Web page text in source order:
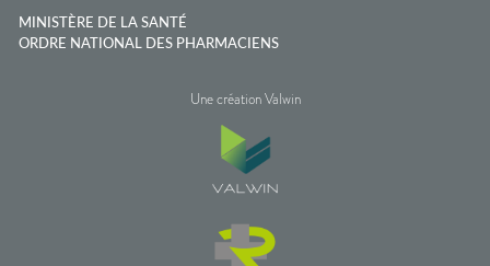
MINISTÈRE DE LA SANTÉ
ORDRE NATIONAL DES PHARMACIENS
Une création Valwin